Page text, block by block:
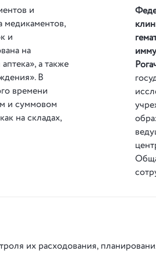
и
медикаментов,
и
на
а также
В
времени
и суммовом
на складах,
их расходования,